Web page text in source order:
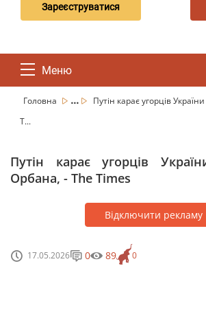
Зареєструватися
Меню
Головна ...
Путін карає угорців
T...
Путін карає угорців
Орбана, - The Times
Відключити рекламу
17.05.2026 0
0 89